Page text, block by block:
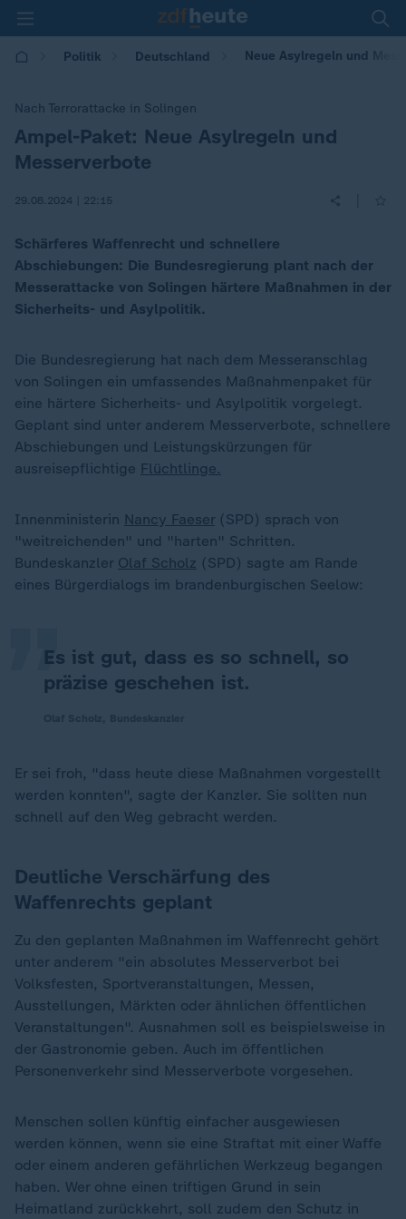
Politik Deutschland Neue Asylregeln und
Nach Terrorattacke in Solingen
:
Ampel-Paket: Neue Asylregeln und
Messerverbote
29.08.2024 | 22:15
Schärferes Waffenrecht und schnellere
Abschiebungen: Die Bundesregierung plant nach der
Messerattacke von Solingen härtere Maßnahmen in der
Sicherheits- und Asylpolitik.
Die Bundesregierung hat nach dem Messeranschlag
von Solingen ein umfassendes Maßnahmenpaket für
eine härtere Sicherheits- und Asylpolitik vorgelegt.
Geplant sind unter anderem Messerverbote, schnellere
Abschiebungen und Leistungskürzungen für
ausreisepflichtige Flüchtlinge.
Innenministerin Nancy Faeser (SPD) sprach von
"weitreichenden" und "harten" Schritten.
Bundeskanzler Olaf Scholz (SPD) sagte am Rande
eines Bürgerdialogs im brandenburgischen Seelow:
Es ist gut, dass es so schnell, so
präzise geschehen ist.
„
Er sei froh, "dass heute diese Maßnahmen vorgestellt
werden konnten", sagte der Kanzler. Sie sollten nun
schnell auf den Weg gebracht werden.
Deutliche Verschärfung des
Waffenrechts geplant
Zu den geplanten Maßnahmen im Waffenrecht gehört
unter anderem "ein absolutes Messerverbot bei
Volksfesten, Sportveranstaltungen, Messen,
Ausstellungen, Märkten oder ähnlichen öffentlichen
Veranstaltungen". Ausnahmen soll es beispielsweise in
der Gastronomie geben. Auch im öffentlichen
Personenverkehr sind Messerverbote vorgesehen.
Menschen sollen künftig einfacher ausgewiesen
werden können, wenn sie eine Straftat mit einer Waffe
oder einem anderen gefährlichen Werkzeug begangen
haben. Wer ohne einen triftigen Grund in sein
Heimatland zurückkehrt, soll zudem den Schutz in